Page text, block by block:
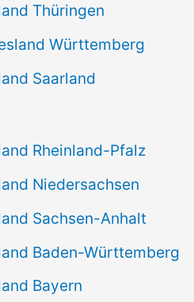
Thüringen
Württemberg
Saarland
Rheinland-Pfalz
Niedersachsen
Sachsen-Anhalt
Baden-Württemberg
Bayern